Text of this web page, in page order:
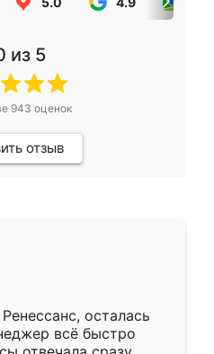
из 5
943 оценок
отзыв
осталась
всё быстро